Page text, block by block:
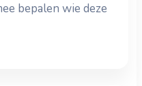
bepalen wie deze